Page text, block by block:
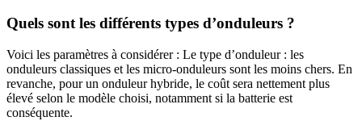
Quels sont les différents types d’onduleurs ?
Voici les paramètres à considérer : Le type d’onduleur : les
onduleurs classiques et les micro-onduleurs sont les moins chers. En
revanche, pour un onduleur hybride, le coût sera nettement plus
élevé selon le modèle choisi, notamment si la batterie est
conséquente.